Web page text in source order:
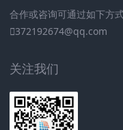
合作或咨询可通过如下方式
372192674@qq.com
关注我们